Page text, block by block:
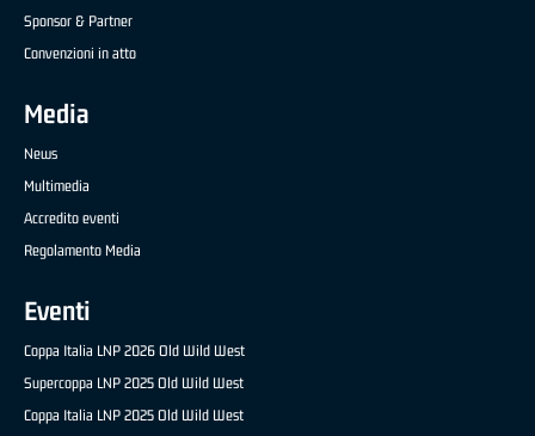
Sponsor & Partner
Convenzioni in atto
Media
News
Multimedia
Accredito eventi
Regolamento Media
Eventi
Coppa Italia LNP 2026 Old Wild West
Supercoppa LNP 2025 Old Wild West
Coppa Italia LNP 2025 Old Wild West